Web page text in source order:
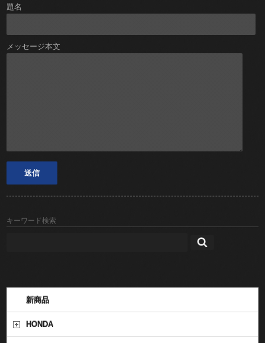
題名
メッセージ本文
キーワード検索
新商品
HONDA